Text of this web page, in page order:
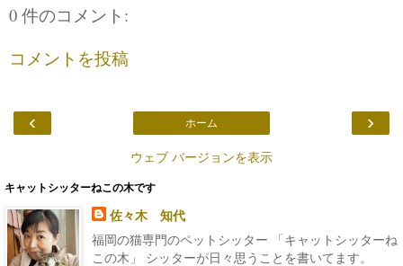
0 件のコメント:
コメントを投稿
‹ ›
ホーム
ウェブ バージョンを表示
キャットシッターねこの木です
佐々木 知代
福岡の猫専門のペットシッター 「キャットシッターね
この木」 シッターが日々思うことを書いてます。